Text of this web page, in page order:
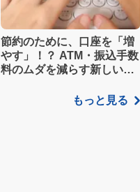
節約のために、口座を「増
やす」！？ ATM・振込手数
料のムダを減らす新しい家
もっと見る